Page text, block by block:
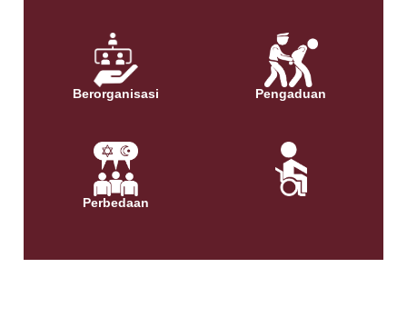
Berorganisasi Pengaduan
Perbedaan